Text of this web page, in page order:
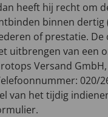
heeft hij recht om
binnen dertig
of prestatie.
uitbrengen van een
Versand
020/
van het tijdig